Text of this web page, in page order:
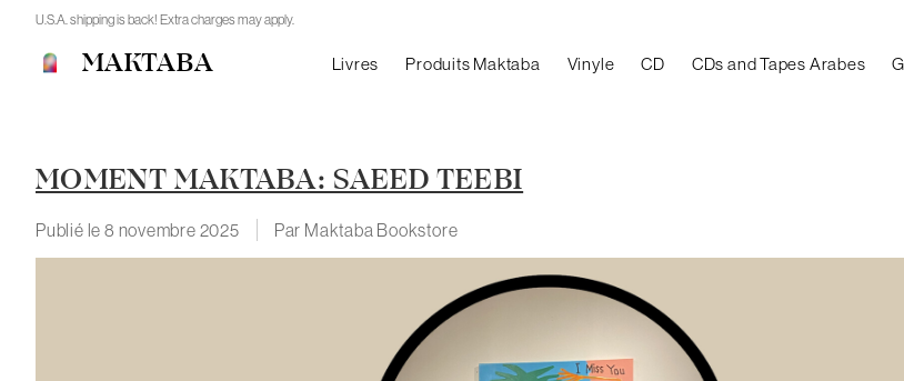
U.S.A. shipping is back! Extra charges may apply.
MAKTABA Livres Produits Maktaba Vinyle CD CDs and Tapes Arabes
MOMENT MAKTABA: SAEED TEEBI
Publié le 8 novembre 2025 Par Maktaba Bookstore